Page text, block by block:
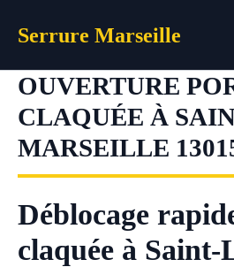
Serrure Marseille
OUVERTURE
CLAQUÉE À
MARSEILLE
Déblocage
claquée à Saint-